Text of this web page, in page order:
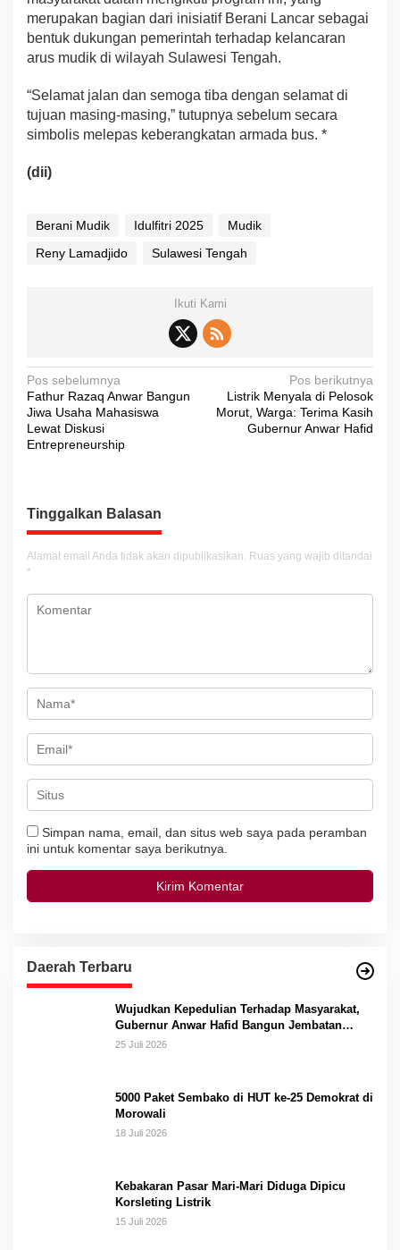
merupakan bagian dari inisiatif Berani Lancar sebagai
bentuk dukungan pemerintah terhadap kelancaran
arus mudik di wilayah Sulawesi Tengah.
“Selamat jalan dan semoga tiba dengan selamat di
tujuan masing-masing,” tutupnya sebelum secara
simbolis melepas keberangkatan armada bus. *
(dii)
Berani Mudik Idulfitri 2025
Mudik
Reny Lamadjido
Sulawesi Tengah
Ikuti Kami
N
a
v
a
s
i
o
Pos sebelumnya
Fathur Razaq Anwar Bangun
Jiwa Usaha Mahasiswa
Lewat Diskusi
Entrepreneurship
Pos berikutnya
Listrik Menyala di Pelosok
Morut, Warga: Terima Kasih
Gubernur Anwar Hafid
Tinggalkan Balasan
Alamat email Anda tidak akan dipublikasikan. Ruas yang wajib ditandai
*
Simpan nama, email, dan situs web saya pada peramban
ini untuk komentar saya berikutnya.
Daerah Terbaru
Wujudkan Kepedulian Terhadap Masyarakat,
Gubernur Anwar Hafid Bangun Jembatan
Gantung Masungkang dengan Dana Pribadi
25 Juli 2026
5000 Paket Sembako di HUT ke-25 Demokrat di
Morowali
18 Juli 2026
Kebakaran Pasar Mari-Mari Diduga Dipicu
Korsleting Listrik
15 Juli 2026